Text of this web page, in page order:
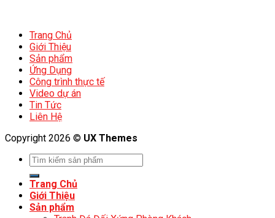
Trang Chủ
Giới Thiệu
Sản phẩm
Ứng Dụng
Công trình thực tế
Video dự án
Tin Tức
Liên Hệ
Copyright 2026 © UX Themes
Trang Chủ
Giới Thiệu
Sản phẩm